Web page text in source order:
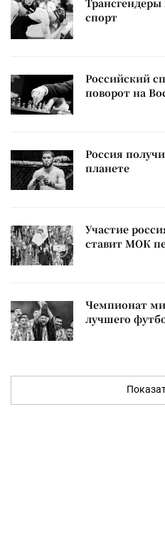
спорт
Российский
поворот на
Россия
планете
Участие
ставит МОК
Чемпионат
лучшего